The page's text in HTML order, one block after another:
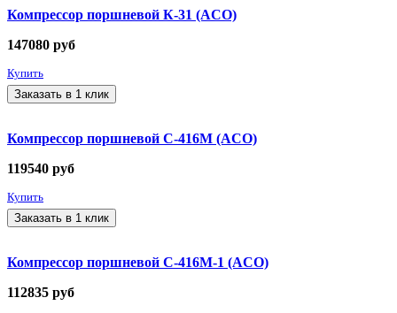
Компрессор поршневой К-31 (ACO)
147080 руб
Купить
Заказать в 1 клик
Компрессор поршневой С-416М (ACO)
119540 руб
Купить
Заказать в 1 клик
Компрессор поршневой С-416М-1 (ACO)
112835 руб